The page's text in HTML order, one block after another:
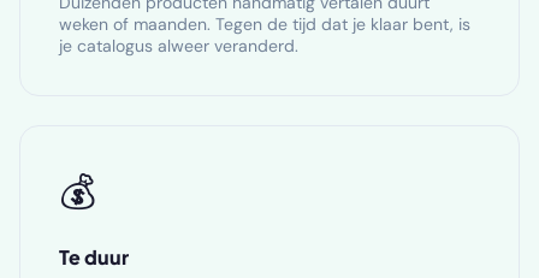
weken of maanden. Tegen de tijd dat je klaar bent, is
je catalogus alweer veranderd.
💰
Te duur